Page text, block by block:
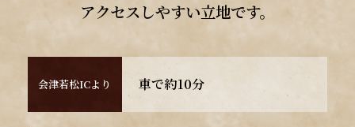
アクセスしやすい立地です。
会津若松ICより 車で約10分